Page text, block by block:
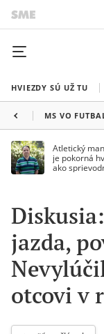
HVIEZDY SÚ UŽ TU
MS VO
Atletický
je pokorná
ako
jazda,
otcovi v